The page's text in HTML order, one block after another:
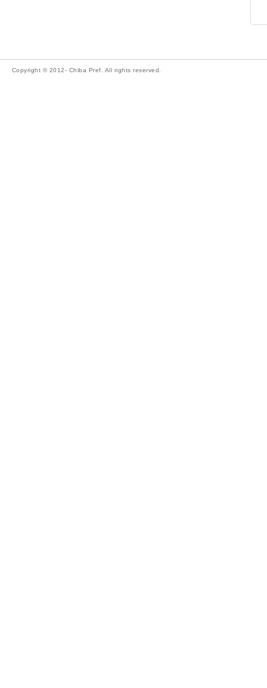
Copyright © 2012- Chiba Pref. All rights reserved.